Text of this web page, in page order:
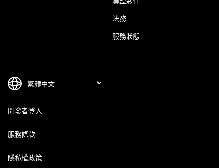
法務
服務狀態
開發者登入
服務條款
隱私權政策